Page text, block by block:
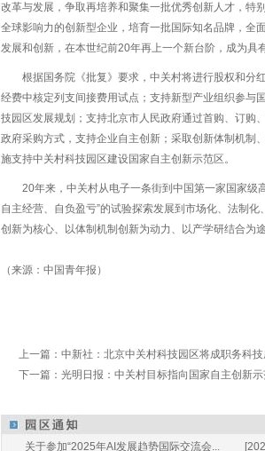
改革与发展，争取再培养和聚集一批优秀创新人才，特
全球影响力的创新型企业，培育一批国际知名品牌，全
发展和创新，在本世纪前20年再上一个新台阶，成为具
根据国务院《批复》要求，中关村将进行股权和分
经费中核定列支间接费用试点；支持新型产业组织参与
技园区发展规划；支持北京市人民政府通过首购、订购
政府采购方式，支持企业自主创新；采取创新体制机制
施支持中关村科技园区建设国家自主创新示范区。
20年来，中关村从电子一条街到中国第一家国家级
自主经营、自负盈亏”的试验探索发展到市场化、法制
创新为核心、以体制机制创新为动力、以产学研结合为
（来源：中国青年报）
上一篇： 中新社：北京中关村科技园区将成职务科
下一篇： 光明日报：中关村目标指向国家自主创新示
关于参加“2025年AI发展趋势国际交流会...